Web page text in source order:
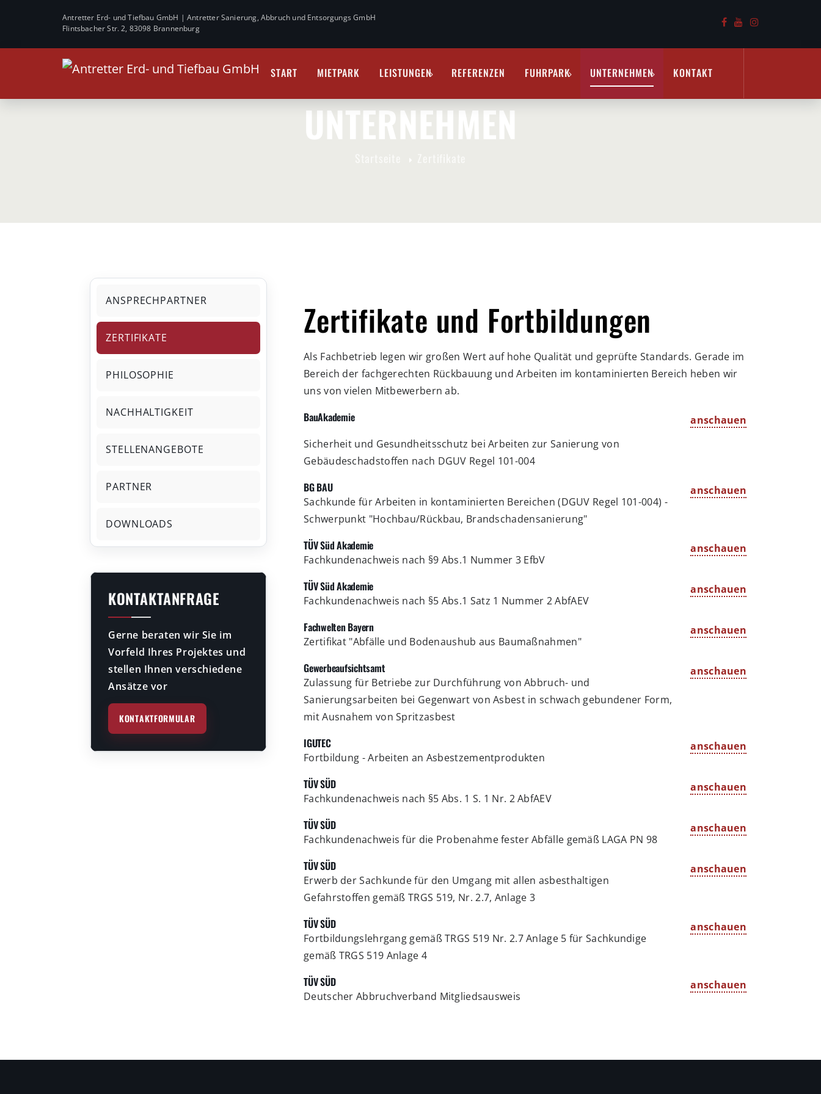
Antretter Erd- und Tiefbau GmbH | Antretter Sanierung, Abbruch und Entsorgungs GmbH
Flintsbacher Str. 2, 83098 Brannenburg
START MIETPARK LEISTUNGEN REFERENZEN FUHRPARK UNTERNEHMEN KONTAKT
UNTERNEHMEN
ANSPRECHPARTNER
ZERTIFIKATE
PHILOSOPHIE
NACHHALTIGKEIT
STELLENANGEBOTE
PARTNER
DOWNLOADS
KONTAKTANFRAGE
Gerne beraten wir Sie im
Vorfeld Ihres Projektes und
stellen Ihnen verschiedene
Ansätze vor
KONTAKTFORMULAR
Zertifikate und Fortbildungen
Als Fachbetrieb legen wir großen Wert auf hohe Qualität und geprüfte Standards. Gerade im
Bereich der fachgerechten Rückbauung und Arbeiten im kontaminierten Bereich heben wir
uns von vielen Mitbewerbern ab.
BauAkademie
Sicherheit und Gesundheitsschutz bei Arbeiten zur Sanierung von
Gebäudeschadstoffen nach DGUV Regel 101-004
anschauen
BG BAU
Sachkunde für Arbeiten in kontaminierten Bereichen (DGUV Regel 101-004) -
Schwerpunkt "Hochbau/Rückbau, Brandschadensanierung"
anschauen
TÜV Süd Akademie
Fachkundenachweis nach §9 Abs.1 Nummer 3 EfbV
anschauen
TÜV Süd Akademie
Fachkundenachweis nach §5 Abs.1 Satz 1 Nummer 2 AbfAEV
anschauen
Fachwelten Bayern
Zertifikat "Abfälle und Bodenaushub aus Baumaßnahmen"
anschauen
Gewerbeaufsichtsamt
Zulassung für Betriebe zur Durchführung von Abbruch- und
Sanierungsarbeiten bei Gegenwart von Asbest in schwach gebundener Form,
mit Ausnahem von Spritzasbest
anschauen
IGUTEC
Fortbildung - Arbeiten an Asbestzementprodukten
anschauen
TÜV SÜD
Fachkundenachweis nach §5 Abs. 1 S. 1 Nr. 2 AbfAEV
anschauen
TÜV SÜD
Fachkundenachweis für die Probenahme fester Abfälle gemäß LAGA PN 98
anschauen
TÜV SÜD
Erwerb der Sachkunde für den Umgang mit allen asbesthaltigen
Gefahrstoffen gemäß TRGS 519, Nr. 2.7, Anlage 3
anschauen
TÜV SÜD
Fortbildungslehrgang gemäß TRGS 519 Nr. 2.7 Anlage 5 für Sachkundige
gemäß TRGS 519 Anlage 4
anschauen
TÜV SÜD
Deutscher Abbruchverband Mitgliedsausweis
anschauen